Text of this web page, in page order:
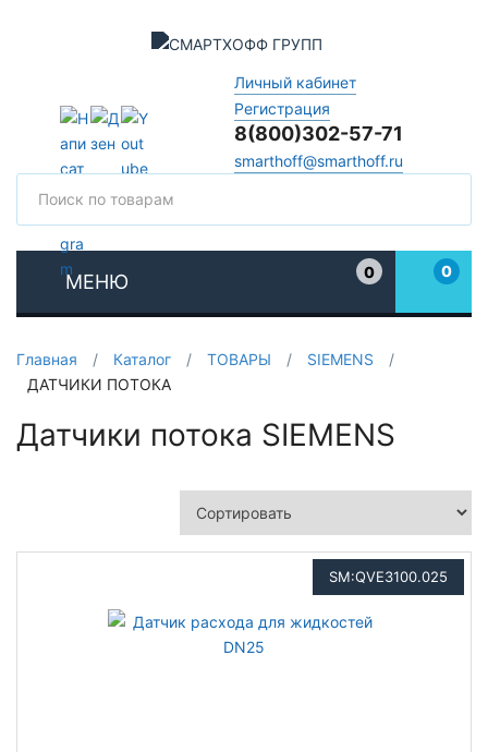
Личный кабинет
Регистрация
8(800)302-57-71
smarthoff@smarthoff.ru
МЕНЮ
0
0
Главная / Каталог / ТОВАРЫ / SIEMENS
/
ДАТЧИКИ ПОТОКА
Датчики потока SIEMENS
SM:QVE3100.025